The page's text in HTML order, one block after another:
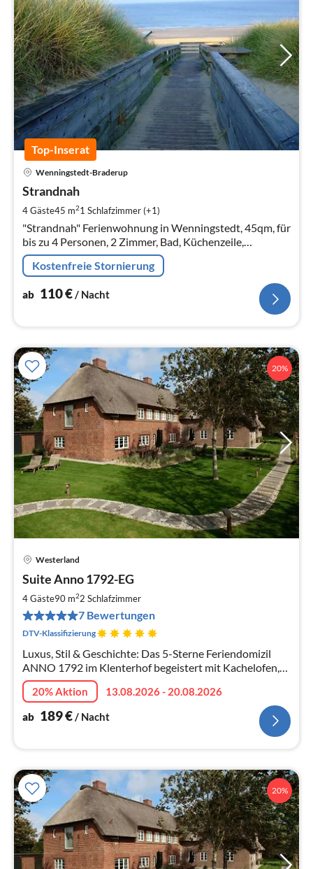
Top-Inserat
Wenningstedt-Braderup
Strandnah
4 Gäste45 m21 Schlafzimmer (+1)
"Strandnah" Ferienwohnung in Wenningstedt, 45qm, für
bis zu 4 Personen, 2 Zimmer, Bad, Küchenzeile,
Südbalkon.
Kostenfreie Stornierung
ab 110€/ Nacht
20%
Westerland
Suite Anno 1792-EG
4 Gäste90 m22 Schlafzimmer
7 Bewertungen
DTV-Klassifizierung
Luxus, Stil & Geschichte: Das 5-Sterne Feriendomizil
ANNO 1792 im Klenterhof begeistert mit Kachelofen,
Sauna, privater Terrasse und Strandnähe.
20% Aktion
13.08.2026 - 20.08.2026
ab 189€/ Nacht
20%